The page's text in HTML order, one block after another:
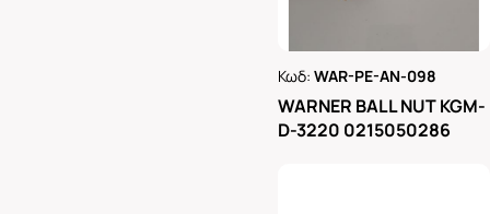
Κωδ:WAR-PE-AN-098
WARNER BALL NUT KGM-
D-3220 0215050286